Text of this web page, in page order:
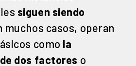
siguen siendo
muchos casos, operan
como la
dos factores o